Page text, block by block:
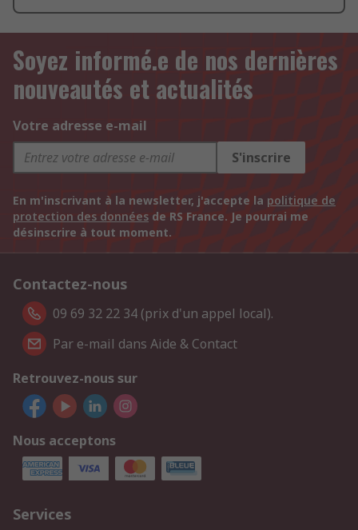
Soyez informé.e de nos dernières
nouveautés et actualités
Votre adresse e-mail
S'inscrire
En m'inscrivant à la newsletter, j'accepte la politique de
protection des données de RS France. Je pourrai me
désinscrire à tout moment.
Contactez-nous
09 69 32 22 34 (prix d'un appel local).
Par e-mail dans Aide & Contact
Retrouvez-nous sur
Nous acceptons
Services